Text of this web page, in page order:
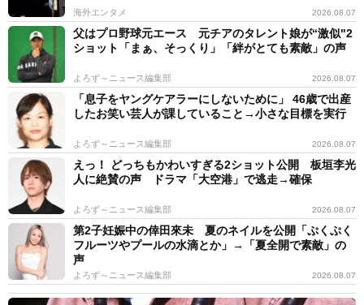
海外エンタメ 2026.08.07
父はプロ野球元エース 元チアのタレント娘が“激似"2
ショット「まぁ、そっくり」「絆がとても素敵」の声
よろず～ニュース編集部 2026.08.07
「息子をヤングケアラーにしないために」 46歳で出産
したお笑い芸人が課していること→小さな目標を実行
よろず～ニュース編集部 2026.08.07
えっ！ どっちもかわいすぎる2ショット公開 板垣李光
人に絶賛の声 ドラマ「大空港」で逃走→確保
よろず～ニュース編集部 2026.08.07
第2子妊娠中の倖田來未 夏のネイルを公開「ぷくぷく
フルーツやプールの水滴とか」→「夏全開で素敵」の
声
よろず～ニュース編集部 2026.08.07